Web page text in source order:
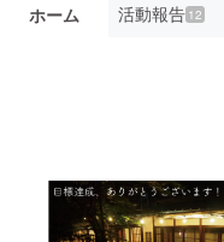
ホーム 活動報告12